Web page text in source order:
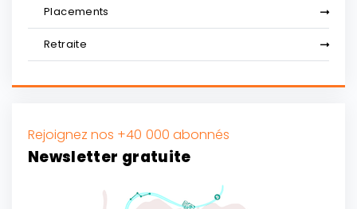
Placements
Retraite
Rejoignez nos +40 000 abonnés
Newsletter gratuite